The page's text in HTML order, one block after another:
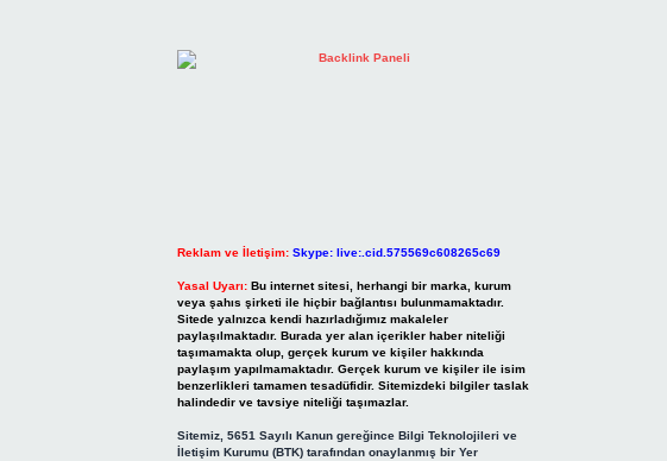
Reklam ve İletişim: Skype: live:.cid.575569c608265c69
Yasal Uyarı: Bu internet sitesi, herhangi bir marka, kurum
veya şahıs şirketi ile hiçbir bağlantısı bulunmamaktadır.
Sitede yalnızca kendi hazırladığımız makaleler
paylaşılmaktadır. Burada yer alan içerikler haber niteliği
taşımamakta olup, gerçek kurum ve kişiler hakkında
paylaşım yapılmamaktadır. Gerçek kurum ve kişiler ile isim
benzerlikleri tamamen tesadüfidir. Sitemizdeki bilgiler taslak
halindedir ve tavsiye niteliği taşımazlar.
Sitemiz, 5651 Sayılı Kanun gereğince Bilgi Teknolojileri ve
İletişim Kurumu (BTK) tarafından onaylanmış bir Yer